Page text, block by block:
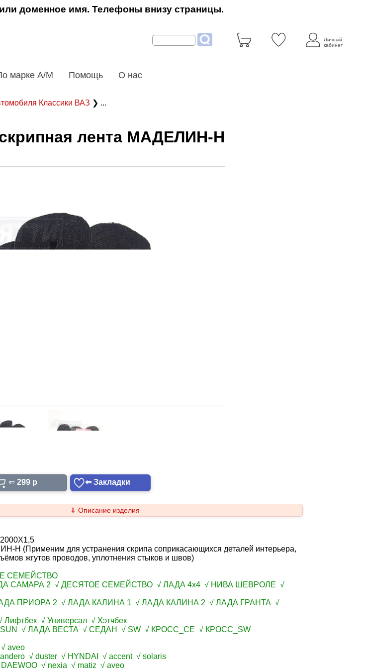
доменное имя. Телефоны внизу страницы.
Личный
кабинет
марке А/М Помощь О нас
Классики ВАЗ ❯ ...
лента МАДЕЛИН-Н
⇐ 299 p ⇐ Закладки
⇓ Описание изделия
Н (Применим для устранения скрипа соприкасающихся деталей интерьера,
жгутов проводов, уплотнения стыков и швов)
СЕМЕЙСТВО
САМАРА 2 √ ДЕСЯТОЕ СЕМЕЙСТВО √ ЛАДА 4х4 √ НИВА ШЕВРОЛЕ √
ПРИОРА 2 √ ЛАДА КАЛИНА 1 √ ЛАДА КАЛИНА 2 √ ЛАДА ГРАНТА √
√ Универсал √ Хэтчбек
√ ЛАДА ВЕСТА √ СЕДАН √ SW √ КРОСС_СЕ √ КРОСС_SW
aveo
√ duster √ HYNDAI √ accent √ solaris
√ nexia √ matiz √ aveo